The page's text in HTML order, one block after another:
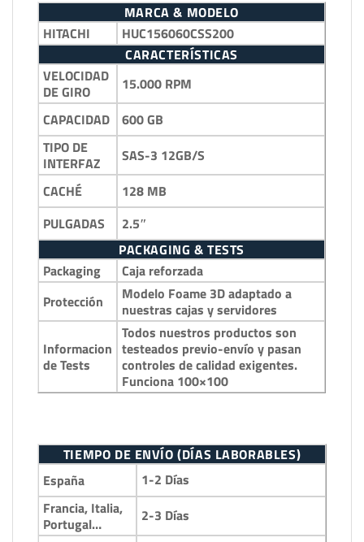
MARCA & MODELO
HITACHI
HUC156060CSS200
CARACTERÍSTICAS
VELOCIDAD
DE GIRO
15.000 RPM
CAPACIDAD
600 GB
TIPO DE
INTERFAZ
SAS-3 12GB/S
CACHÉ
128 MB
PULGADAS
2.5″
PACKAGING & TESTS
Packaging
Caja reforzada
Protección
Modelo Foame 3D adaptado a
nuestras cajas y servidores
Informacion
de Tests
Todos nuestros productos son
testeados previo-envío y pasan
controles de calidad exigentes.
Funciona 100×100
TIEMPO DE ENVÍO (DÍAS LABORABLES)
España
1-2 Días
Francia, Italia,
Portugal…
2-3 Días